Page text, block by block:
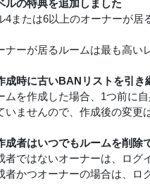
ルの特典を追加しました
4または6以上のオーナーが居
ナーが居るルームは最も高い
成時に古いBANリストを引き
ムを作成した場合、1つ前に
いませんので、作成後の変更
成者はいつでもルームを削除
者ではないオーナーは、ログ
者かつオーナーの場合は、ロ